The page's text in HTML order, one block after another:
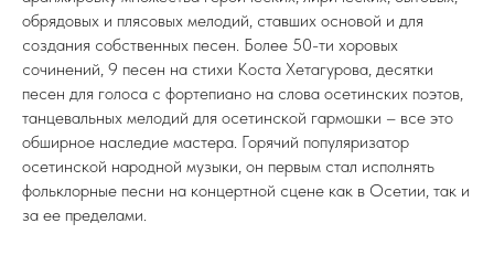
обрядовых и плясовых мелодий, ставших основой и для
создания собственных песен. Более 50-ти хоровых
сочинений, 9 песен на стихи Коста Хетагурова, десятки
песен для голоса с фортепиано на слова осетинских поэтов,
танцевальных мелодий для осетинской гармошки – все это
обширное наследие мастера. Горячий популяризатор
осетинской народной музыки, он первым стал исполнять
фольклорные песни на концертной сцене как в Осетии, так и
за ее пределами.